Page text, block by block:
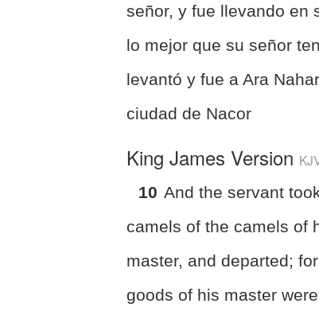
señor, y fue llevando en
lo mejor que su señor
levantó y fue a Ara
ciudad de Nacor
King James Version
10 And the servant
camels of the camels of
master, and departed;
goods of his master